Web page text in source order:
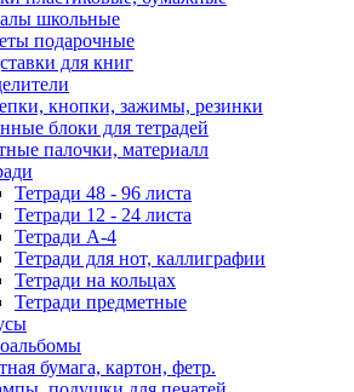
школьные
подарочные
для книг
кнопки, зажимы, резинки
блоки для тетрадей
палочки, материалл
Тетради 48 - 96 листа
Тетради 12 - 24 листа
Тетради А-4
Тетради для нот, каллиграфии
Тетради на кольцах
Тетради предметные
бумага, картон, фетр.